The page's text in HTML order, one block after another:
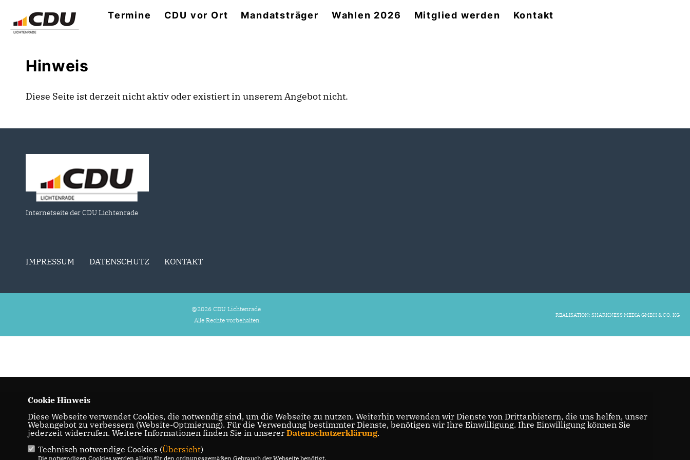
Termine CDU vor Ort Mandatsträger Wahlen 2026 Mitglied werden Kontakt
Hinweis
Diese Seite ist derzeit nicht aktiv oder existiert in unserem Angebot nicht.
Internetseite der CDU Lichtenrade
IMPRESSUM DATENSCHUTZ KONTAKT
@2026 CDU Lichtenrade
Alle Rechte vorbehalten.
REALISATION: SHARKNESS MEDIA GMBH & CO. KG
Cookie Hinweis
Diese Webseite verwendet Cookies, die notwendig sind, um die Webseite zu nutzen. Weiterhin verwenden wir Dienste von Drittanbietern, die uns helfen, unser
Webangebot zu verbessern (Website-Optmierung). Für die Verwendung bestimmter Dienste, benötigen wir Ihre Einwilligung. Ihre Einwilligung können Sie
jederzeit widerrufen. Weitere Informationen finden Sie in unserer Datenschutzerklärung.
Technisch notwendige Cookies (Übersicht)
Die notwendigen Cookies werden allein für den ordnungsgemäßen Gebrauch der Webseite benötigt.